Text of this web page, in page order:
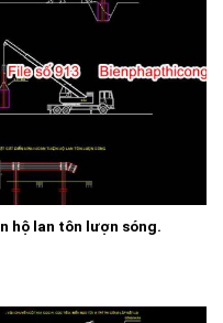
hộ lan tôn lượn sóng.